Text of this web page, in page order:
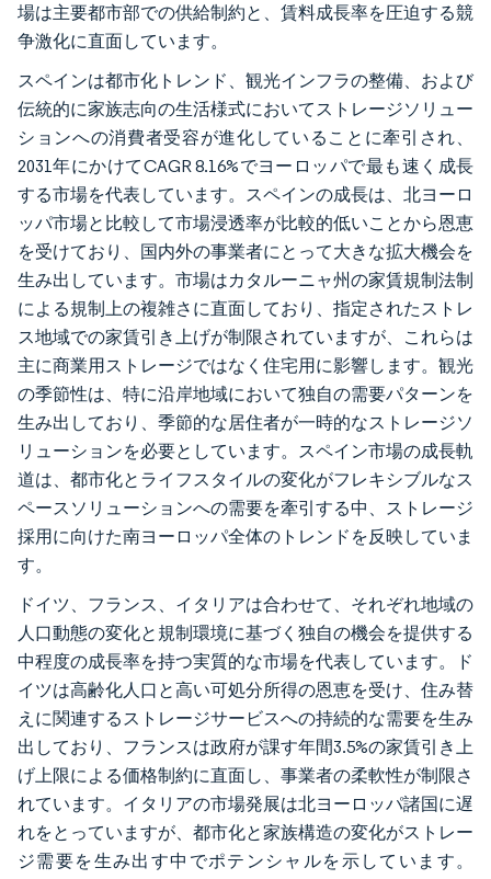
場は主要都市部での供給制約と、賃料成長率を圧迫する競
争激化に直面しています。
スペインは都市化トレンド、観光インフラの整備、および
伝統的に家族志向の生活様式においてストレージソリュー
ションへの消費者受容が進化していることに牽引され、
2031年にかけてCAGR 8.16%でヨーロッパで最も速く成長
する市場を代表しています。スペインの成長は、北ヨーロ
ッパ市場と比較して市場浸透率が比較的低いことから恩恵
を受けており、国内外の事業者にとって大きな拡大機会を
生み出しています。市場はカタルーニャ州の家賃規制法制
による規制上の複雑さに直面しており、指定されたストレ
ス地域での家賃引き上げが制限されていますが、これらは
主に商業用ストレージではなく住宅用に影響します。観光
の季節性は、特に沿岸地域において独自の需要パターンを
生み出しており、季節的な居住者が一時的なストレージソ
リューションを必要としています。スペイン市場の成長軌
道は、都市化とライフスタイルの変化がフレキシブルなス
ペースソリューションへの需要を牽引する中、ストレージ
採用に向けた南ヨーロッパ全体のトレンドを反映していま
す。
ドイツ、フランス、イタリアは合わせて、それぞれ地域の
人口動態の変化と規制環境に基づく独自の機会を提供する
中程度の成長率を持つ実質的な市場を代表しています。ド
イツは高齢化人口と高い可処分所得の恩恵を受け、住み替
えに関連するストレージサービスへの持続的な需要を生み
出しており、フランスは政府が課す年間3.5%の家賃引き上
げ上限による価格制約に直面し、事業者の柔軟性が制限さ
れています。イタリアの市場発展は北ヨーロッパ諸国に遅
れをとっていますが、都市化と家族構造の変化がストレー
ジ需要を生み出す中でポテンシャルを示しています。